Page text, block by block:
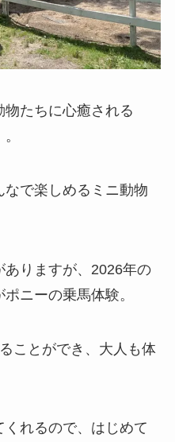
たちに心癒される
で楽しめるミニ動物
ありますが、2026年の
ニーの乗馬体験。
ことができ、大人も体
れるので、はじめて